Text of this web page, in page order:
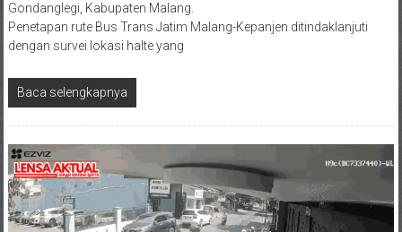
Gondanglegi, Kabupaten Malang.
Penetapan rute Bus Trans Jatim Malang-Kepanjen ditindaklanjuti
dengan survei lokasi halte yang
Baca selengkapnya